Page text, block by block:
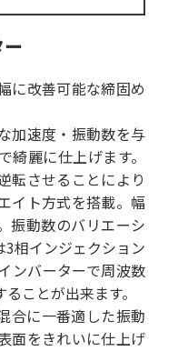
に改善可能な締固め
加速度・振動数を与
綺麗に仕上げます。
転させることにより
イト方式を搭載。幅
振動数のバリエーシ
3相インジェクション
ンバーターで周波数
ことが出来ます。
合に一番適した振動
面をきれいに仕上げ